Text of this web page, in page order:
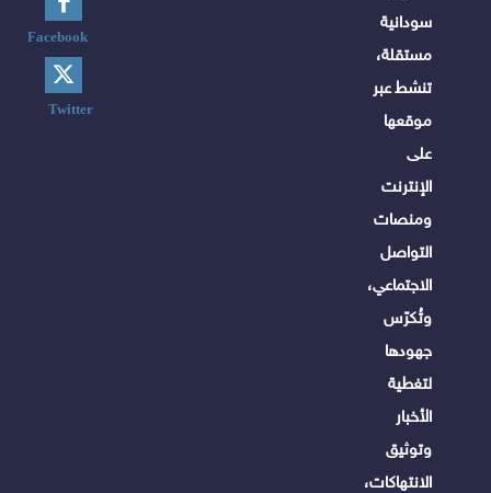
سودانية
مستقلة،
تنشط عبر
موقعها
على
الإنترنت
ومنصات
التواصل
الاجتماعي،
وتُكرّس
جهودها
لتغطية
الأخبار
وتوثيق
الانتهاكات،
Facebook
Twitter